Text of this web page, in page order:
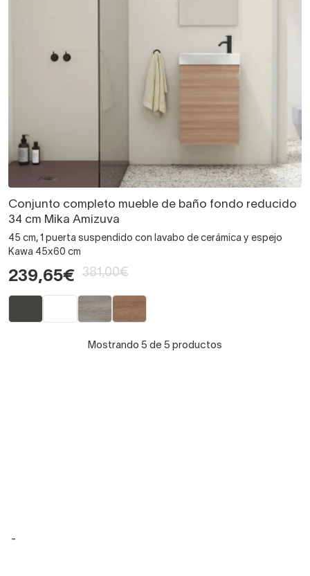
Conjunto completo mueble de baño fondo reducido
34 cm Mika Amizuva
45 cm, 1 puerta suspendido con lavabo de cerámica y espejo
Kawa 45x60 cm
239,65€ 381,00€
Mostrando 5 de 5 productos
-